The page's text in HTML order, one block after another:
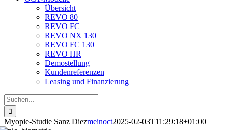
Übersicht
REVO 80
REVO FC
REVO NX 130
REVO FC 130
REVO HR
Demostellung
Kundenreferenzen
Leasing und Finanzierung
Suche
nach:
Myopie-Studie Sanz Diezmeinoct2025-02-03T11:29:18+01:00